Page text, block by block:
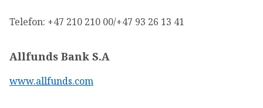
Telefon: +47 210 210 00/+47 93 26 13 41
Allfunds Bank S.A
www.allfunds.com